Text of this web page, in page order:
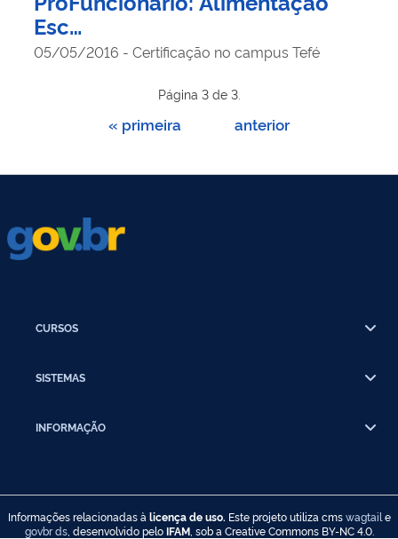
Esc…
05/05/2016 - Certificação no campus Tefé
Página 3 de 3.
« primeira anterior
CURSOS
SISTEMAS
INFORMAÇÃO
Informações relacionadas à licença de uso. Este projeto utiliza cmswagtail e
govbr ds, desenvolvido peloIFAM, sob a Creative Commons BY-NC 4.0.